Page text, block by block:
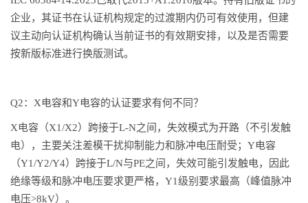
企业，其证书在认证机构规定的过渡期内仍可有效使用，但建
议主动向认证机构确认当前证书的有效期安排，以及是否需要
按新版标准进行换版测试。
Q2：X电容和Y电容的认证要求有何不同？
X电容（X1/X2）跨接于L-N之间，失效模式为开路（不引发触
电），主要关注差模干扰抑制能力和脉冲电压耐受；Y电容
（Y1/Y2/Y4）跨接于L/N与PE之间，失效可能引发触电，因此
绝缘等级和脉冲电压要求更严格，Y1级别要求最高（峰值脉冲
电压>8kV）。